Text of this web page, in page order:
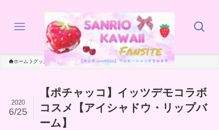
ホーム グッズ ビューティー
【ポチャッコ】イッツデモコラボ
コスメ【アイシャドウ・リップバ
ーム】
2020
6/25